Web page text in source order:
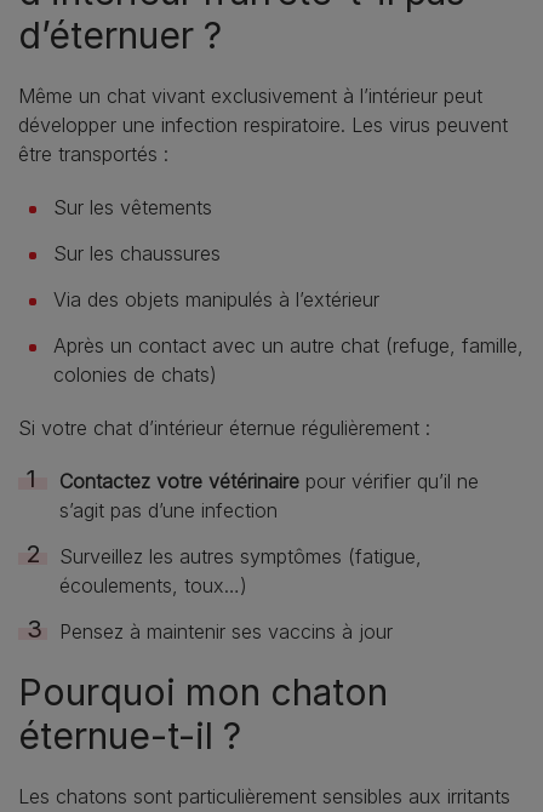
d’éternuer ?
Même un chat vivant exclusivement à l’intérieur peut
développer une infection respiratoire. Les virus peuvent
être transportés :
Sur les vêtements
Sur les chaussures
Via des objets manipulés à l’extérieur
Après un contact avec un autre chat (refuge, famille,
colonies de chats)
Si votre chat d’intérieur éternue régulièrement :
Contactez votre vétérinaire pour vérifier qu’il ne
s’agit pas d’une infection
Surveillez les autres symptômes (fatigue,
écoulements, toux…)
Pensez à maintenir ses vaccins à jour
Pourquoi mon chaton
éternue-t-il ?
Les chatons sont particulièrement sensibles aux irritants